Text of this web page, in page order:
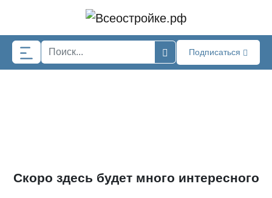
Подписаться
Скоро здесь будет много интересного